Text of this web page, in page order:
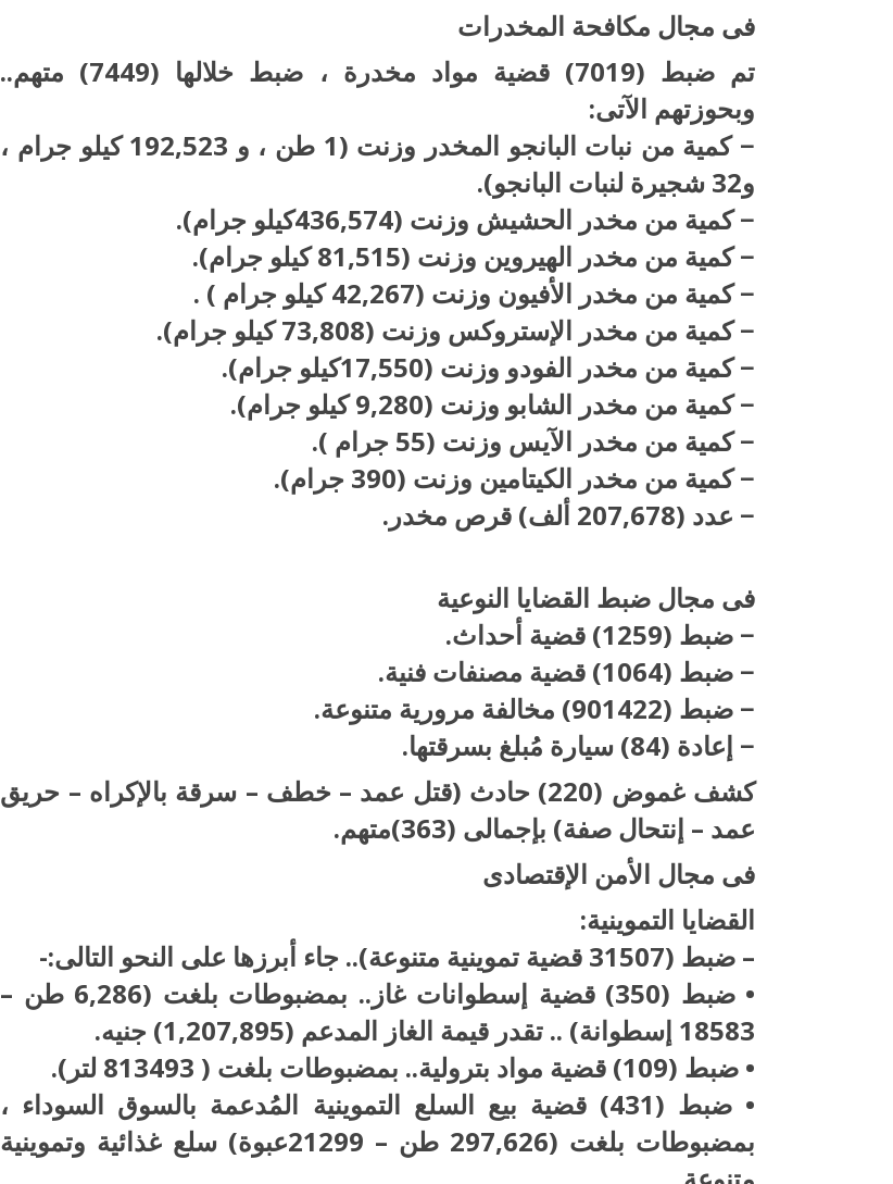
فى مجال مكافحة المخدرات
تم ضبط (7019) قضية مواد مخدرة ، ضبط خلالها (7449) متهم..
وبحوزتهم الآتى:
− كمية من نبات البانجو المخدر وزنت (1 طن ، و 192,523 كيلو جرام ،
و32 شجيرة لنبات البانجو).
− كمية من مخدر الحشيش وزنت (436,574كيلو جرام).
− كمية من مخدر الهيروين وزنت (81,515 كيلو جرام).
− كمية من مخدر الأفيون وزنت (42,267 كيلو جرام ) .
− كمية من مخدر الإستروكس وزنت (73,808 كيلو جرام).
− كمية من مخدر الفودو وزنت (17,550كيلو جرام).
− كمية من مخدر الشابو وزنت (9,280 كيلو جرام).
− كمية من مخدر الآيس وزنت (55 جرام ).
− كمية من مخدر الكيتامين وزنت (390 جرام).
− عدد (207,678 ألف) قرص مخدر.
فى مجال ضبط القضايا النوعية​
− ضبط (1259) قضية أحداث.
− ضبط (1064) قضية مصنفات فنية.
− ضبط (901422) مخالفة مرورية متنوعة.
− إعادة (84) سيارة مُبلغ بسرقتها.
كشف غموض (220) حادث (قتل عمد – خطف – سرقة بالإكراه – حريق
عمد – إنتحال صفة) بإجمالى (363)متهم.
فى مجال الأمن الإقتصادى
القضايا التموينية:
– ضبط (31507 قضية تموينية متنوعة).. جاء أبرزها على النحو التالى:-
• ضبط (350) قضية إسطوانات غاز.. بمضبوطات بلغت (6,286 طن –
18583 إسطوانة) .. تقدر قيمة الغاز المدعم (1,207,895) جنيه.
• ضبط (109) قضية مواد بترولية.. بمضبوطات بلغت ( 813493 لتر).
• ضبط (431) قضية بيع السلع التموينية المُدعمة بالسوق السوداء ،
بمضبوطات بلغت (297,626 طن – 21299عبوة) سلع غذائية وتموينية